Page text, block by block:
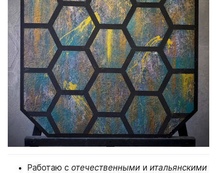
Работаю с отечественными и итальянскими